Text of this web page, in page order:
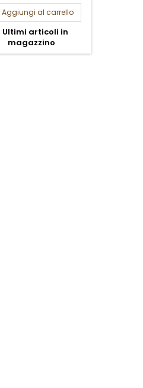
Aggiungi al carrello
Ultimi articoli in
magazzino